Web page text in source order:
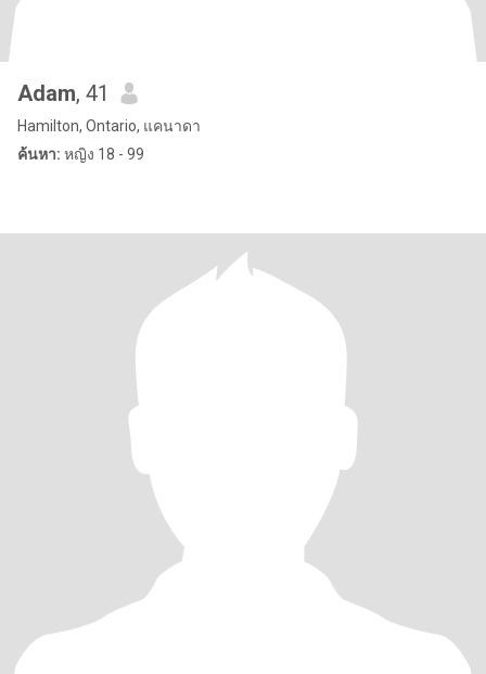
Adam, 41
Hamilton, Ontario, แคนาดา
ค้นหา: หญิง 18 - 99